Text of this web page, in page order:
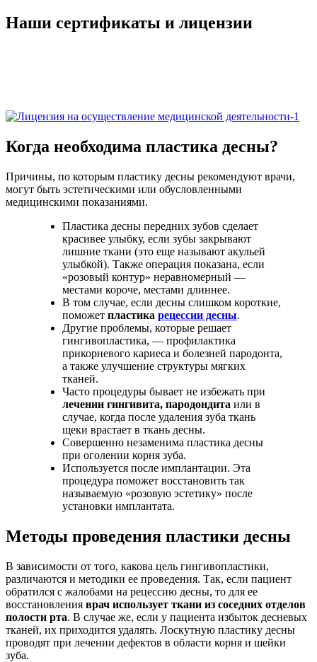
Наши сертификаты и лицензии
Когда необходима пластика десны?
Причины, по которым пластику десны рекомендуют врачи,
могут быть эстетическими или обусловленными
медицинскими показаниями.
Пластика десны передних зубов сделает
красивее улыбку, если зубы закрывают
лишние ткани (это еще называют акульей
улыбкой). Также операция показана, если
«розовый контур» неравномерный —
местами короче, местами длиннее.
В том случае, если десны слишком короткие,
поможет пластика рецессии десны.
Другие проблемы, которые решает
гингивопластика, — профилактика
прикорневого кариеса и болезней пародонта,
а также улучшение структуры мягких
тканей.
Часто процедуры бывает не избежать при
лечении гингивита, пародондита или в
случае, когда после удаления зуба ткань
щеки врастает в ткань десны.
Совершенно незаменима пластика десны
при оголении корня зуба.
Используется после имплантации. Эта
процедура поможет восстановить так
называемую «розовую эстетику» после
установки имплантата.
Методы проведения пластики десны
В зависимости от того, какова цель гингивопластики,
различаются и методики ее проведения. Так, если пациент
обратился с жалобами на рецессию десны, то для ее
восстановления врач использует ткани из соседних отделов
полости рта. В случае же, если у пациента избыток десневых
тканей, их приходится удалять. Лоскутную пластику десны
проводят при лечении дефектов в области корня и шейки
зуба.